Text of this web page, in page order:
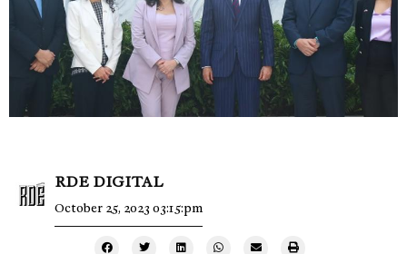
RDE DIGITAL
October 25, 2023 03:15:pm